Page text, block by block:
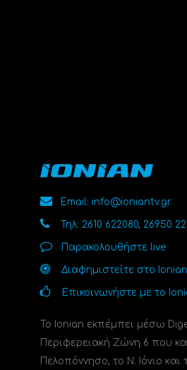
Email: info@ioniantv.gr
Τηλ: 2610 622080, 26950
Παρακολουθήστε live
Διαφημιστείτε στο Ionian
Επικοινωνήστε με το
Το Ionian εκπέμπει μέσω
Περιφερειακή Ζώνη 6 που
Πελοπόννησο, το N. Ιόνιο και